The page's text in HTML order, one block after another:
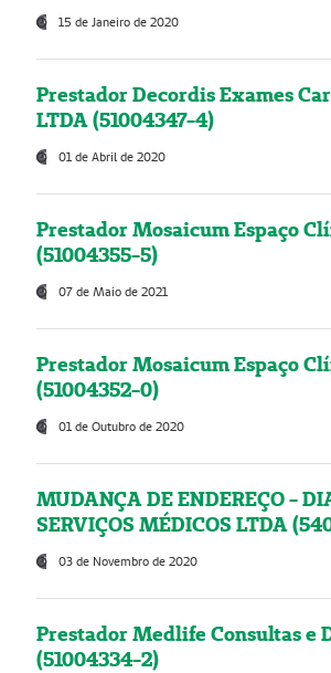
15 de Janeiro de 2020
Prestador Decordis Exames
LTDA (51004347-4)
01 de Abril de 2020
Prestador Mosaicum Espaço
(51004355-5)
07 de Maio de 2021
Prestador Mosaicum Espaço
(51004352-0)
01 de Outubro de 2020
MUDANÇA DE ENDEREÇO -
SERVIÇOS MÉDICOS LTDA
03 de Novembro de 2020
Prestador Medlife Consultas e
(51004334-2)